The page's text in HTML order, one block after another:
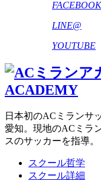
FACEBOOK
LINE@
YOUTUBE
日本初のACミランサ
愛知。現地のACミラ
スのサッカーを指導。
スクール哲学
スクール詳細